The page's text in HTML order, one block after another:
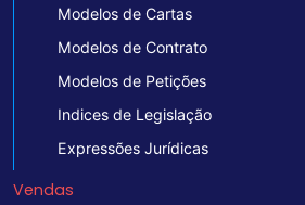
Modelos de Cartas
Modelos de Contrato
Modelos de Petições
Indices de Legislação
Expressões Jurídicas
Vendas